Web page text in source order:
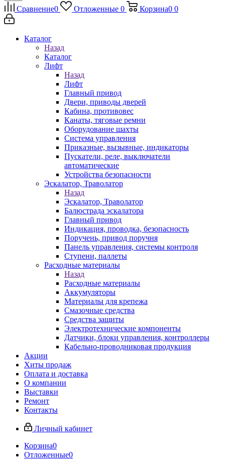
Сравнение0 Отложенные 0 Корзина0 0
Каталог
Назад
Каталог
Лифт
Назад
Лифт
Главный привод
Двери, приводы дверей
Кабина, противовес
Канаты, тяговые ремни
Оборудование шахты
Система управления
Приказные, вызывные, индикаторы
Пускатели, реле, выключатели
автоматические
Устройства безопасности
Эскалатор, Траволатор
Назад
Эскалатор, Траволатор
Балюстрада эскалатора
Главный привод
Индикация, проводка, безопасность
Поручень, привод поручня
Панель управления, системы контроля
Ступени, паллеты
Расходные материалы
Назад
Расходные материалы
Аккумуляторы
Материалы для крепежа
Смазочные средства
Средства защиты
Электротехнические компоненты
Датчики, блоки управления, контроллеры
Кабельно-проводниковая продукция
Акции
Хиты продаж
Оплата и доставка
О компании
Выставки
Ремонт
Контакты
Личный кабинет
Корзина0
Отложенные0